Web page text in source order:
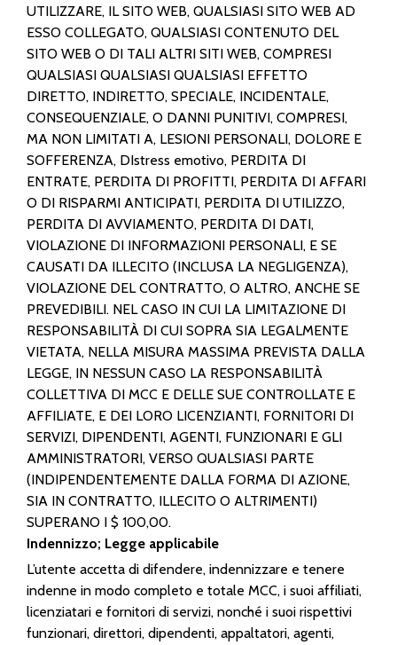
UTILIZZARE, IL SITO WEB, QUALSIASI SITO WEB AD
ESSO COLLEGATO, QUALSIASI CONTENUTO DEL
SITO WEB O DI TALI ALTRI SITI WEB, COMPRESI
QUALSIASI QUALSIASI QUALSIASI EFFETTO
DIRETTO, INDIRETTO, SPECIALE, INCIDENTALE,
CONSEQUENZIALE, O DANNI PUNITIVI, COMPRESI,
MA NON LIMITATI A, LESIONI PERSONALI, DOLORE E
SOFFERENZA, DIstress emotivo, PERDITA DI
ENTRATE, PERDITA DI PROFITTI, PERDITA DI AFFARI
O DI RISPARMI ANTICIPATI, PERDITA DI UTILIZZO,
PERDITA DI AVVIAMENTO, PERDITA DI DATI,
VIOLAZIONE DI INFORMAZIONI PERSONALI, E SE
CAUSATI DA ILLECITO (INCLUSA LA NEGLIGENZA),
VIOLAZIONE DEL CONTRATTO, O ALTRO, ANCHE SE
PREVEDIBILI. NEL CASO IN CUI LA LIMITAZIONE DI
RESPONSABILITÀ DI CUI SOPRA SIA LEGALMENTE
VIETATA, NELLA MISURA MASSIMA PREVISTA DALLA
LEGGE, IN NESSUN CASO LA RESPONSABILITÀ
COLLETTIVA DI MCC E DELLE SUE CONTROLLATE E
AFFILIATE, E DEI LORO LICENZIANTI, FORNITORI DI
SERVIZI, DIPENDENTI, AGENTI, FUNZIONARI E GLI
AMMINISTRATORI, VERSO QUALSIASI PARTE
(INDIPENDENTEMENTE DALLA FORMA DI AZIONE,
SIA IN CONTRATTO, ILLECITO O ALTRIMENTI)
SUPERANO I $ 100,00.
Indennizzo; Legge applicabile
L’utente accetta di difendere, indennizzare e tenere
indenne in modo completo e totale MCC, i suoi affiliati,
licenziatari e fornitori di servizi, nonché i suoi rispettivi
funzionari, direttori, dipendenti, appaltatori, agenti,